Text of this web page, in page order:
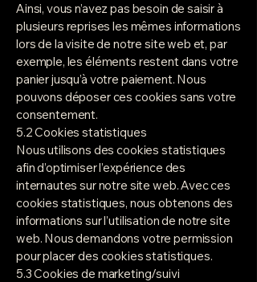
Ainsi, vous n’avez pas besoin de saisir à
plusieurs reprises les mêmes informations
lors de la visite de notre site web et, par
exemple, les éléments restent dans votre
panier jusqu’à votre paiement. Nous
pouvons déposer ces cookies sans votre
consentement.
5.2 Cookies statistiques
Nous utilisons des cookies statistiques
afin d’optimiser l’expérience des
internautes sur notre site web. Avec ces
cookies statistiques, nous obtenons des
informations sur l’utilisation de notre site
web. Nous demandons votre permission
pour placer des cookies statistiques.
5.3 Cookies de marketing/suivi